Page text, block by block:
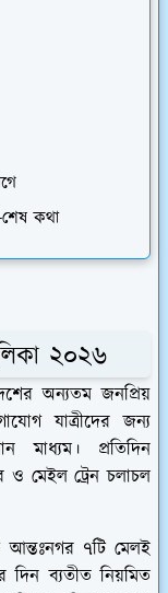
শেষ কথা
২০২৬
অন্যতম জনপ্রিয়
যাত্রীদের জন্য
মাধ্যম। প্রতিদিন
ও মেইল ট্রেন চলাচল
আন্তঃনগর ৭টি মেলই
দিন ব্যতীত নিয়মিত